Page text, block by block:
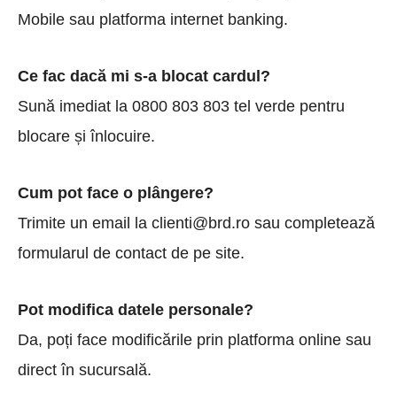
Mobile sau platforma internet banking.
Ce fac dacă mi s-a blocat cardul?
Sună imediat la 0800 803 803 tel verde pentru
blocare și înlocuire.
Cum pot face o plângere?
Trimite un email la clienti@brd.ro sau completează
formularul de contact de pe site.
Pot modifica datele personale?
Da, poți face modificările prin platforma online sau
direct în sucursală.